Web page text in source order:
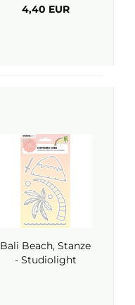
4,40 EUR
Bali Beach, Stanze
- Studiolight